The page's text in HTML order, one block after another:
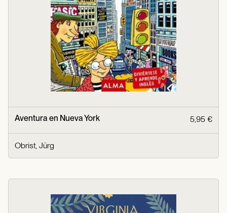
Aventura en Nueva York 5,95 €
Obrist, Jürg